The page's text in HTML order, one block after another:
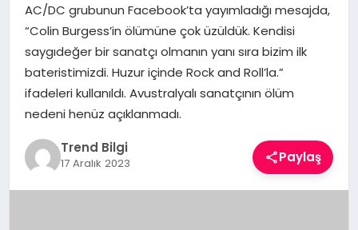
SPOR
TEKNOLOJI
YAŞAM
AC/DC grubunun Facebook’ta yayımladığı mesajda,
“Colin Burgess’in ölümüne çok üzüldük. Kendisi
saygıdeğer bir sanatçı olmanın yanı sıra bizim ilk
bateristimizdi. Huzur içinde Rock and Roll’la.”
ifadeleri kullanıldı. Avustralyalı sanatçının ölüm
nedeni henüz açıklanmadı.
Trend Bilgi
17 Aralık 2023 Paylaş